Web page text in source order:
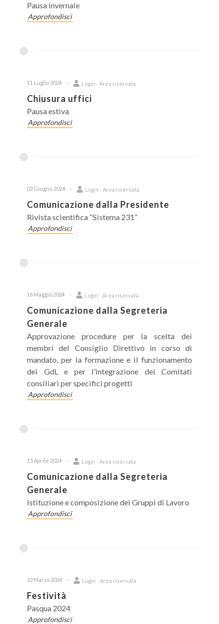
Pausa invernale
Approfondisci
11 Luglio 2024 Login - Area riservata
Chiusura uffici
Pausa estiva
Approfondisci
03 Giugno 2024 Login - Area riservata
Comunicazione dalla Presidente
Rivista scientifica “Sistema 231”
Approfondisci
16 Maggio 2024 Login - Area riservata
Comunicazione dalla Segreteria
Generale
Approvazione procedure per la scelta dei
membri del Consiglio Direttivo in corso di
mandato, per la formazione e il funzionamento
dei GdL e per l’integrazione dei Comitati
consiliari per specifici progetti
Approfondisci
15 Aprile 2024 Login - Area riservata
Comunicazione dalla Segreteria
Generale
Istituzione e composizione dei Gruppi di Lavoro
Approfondisci
22 Marzo 2024 Login - Area riservata
Festività
Pasqua 2024
Approfondisci